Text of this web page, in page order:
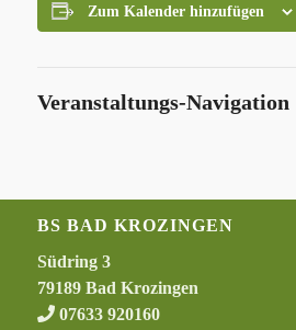
Zum Kalender hinzufügen
Veranstaltungs-Navigation
BS BAD KROZINGEN
Südring 3
79189 Bad Krozingen
07633 920160